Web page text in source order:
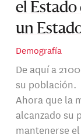
el Estado
un
Demografía
De aquí a
su población.
Ahora que la
alcanzado su
mantenerse